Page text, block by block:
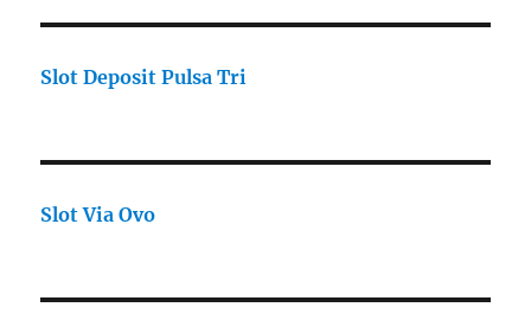
Slot Deposit Pulsa Tri
Slot Via Ovo